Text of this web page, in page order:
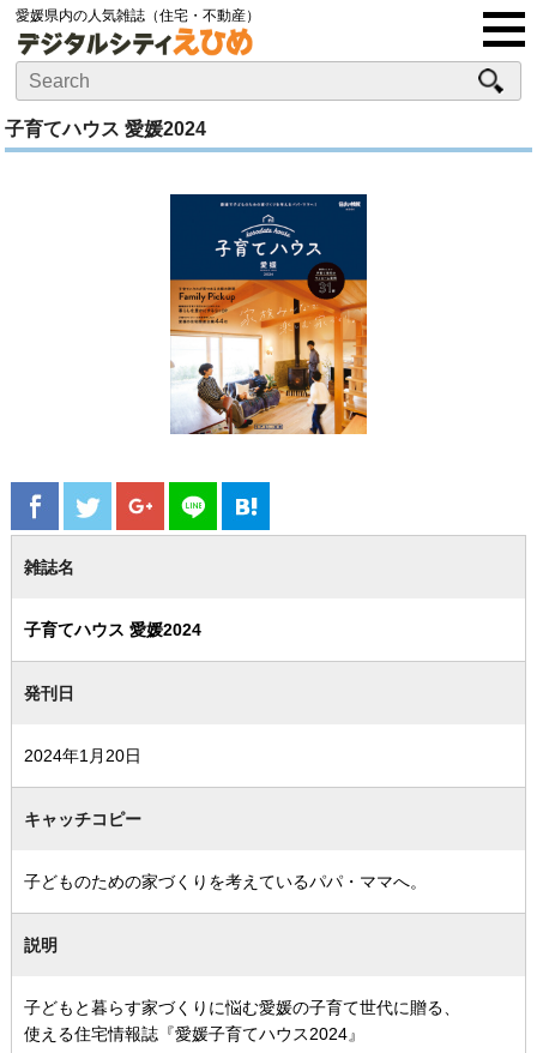
愛媛県内の人気雑誌（住宅・不動産）
子育てハウス 愛媛2024
雑誌名
子育てハウス 愛媛2024
発刊日
2024年1月20日
キャッチコピー
子どものための家づくりを考えているパパ・ママへ。
説明
子どもと暮らす家づくりに悩む愛媛の子育て世代に贈る、
使える住宅情報誌『愛媛子育てハウス2024』